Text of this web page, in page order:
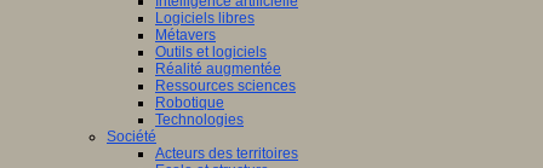
Logiciels libres
Métavers
Outils et logiciels
Réalité augmentée
Ressources sciences
Robotique
Technologies
Société
Acteurs des territoires